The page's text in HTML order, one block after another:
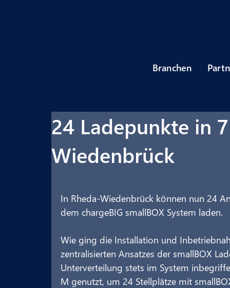
Branchen
24 Ladepunkte in
Wiedenbrück
In Rheda-Wiedenbrück können nun 24
dem chargeBIG smallBOX System laden.
Wie ging die Installation und
zentralisierten Ansatzes der smallBOX
Unterverteilung stets im System
M genutzt, um 24 Stellplätze mit